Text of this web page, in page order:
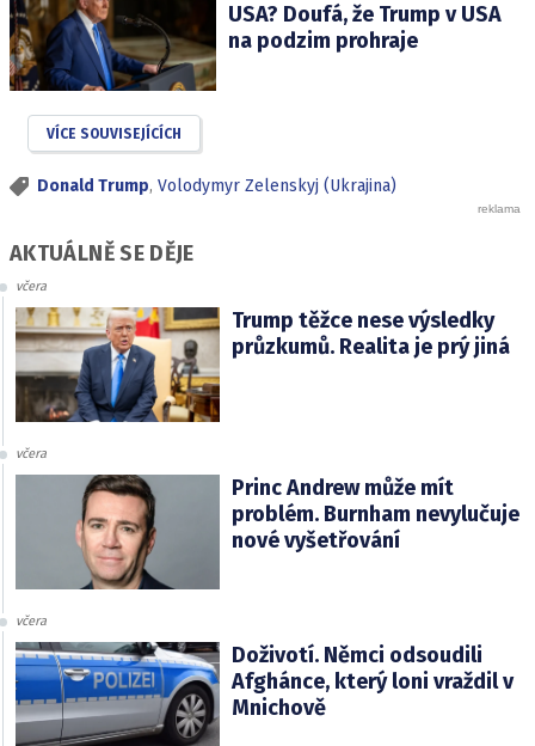
USA? Doufá, že Trump v USA
na podzim prohraje
VÍCE SOUVISEJÍCÍCH
Donald Trump, Volodymyr Zelenskyj (Ukrajina)
AKTUÁLNĚ SE DĚJE
včera
Trump těžce nese výsledky
průzkumů. Realita je prý jiná
včera
Princ Andrew může mít
problém. Burnham nevylučuje
nové vyšetřování
včera
Doživotí. Němci odsoudili
Afghánce, který loni vraždil v
Mnichově